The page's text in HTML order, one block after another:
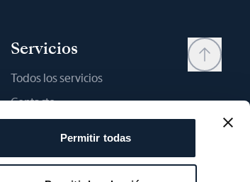
Permitir todas
Servicios
Todos los servicios
Contacto